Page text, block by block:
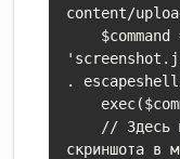
content/
.
скриншота в